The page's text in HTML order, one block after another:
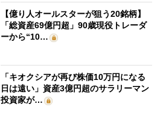
【億り人オールスターが狙う20銘柄】
「総資産69億円超」90歳現役トレーダ
ーから“10…
「キオクシアが再び株価10万円になる
日は遠い」資産3億円超のサラリーマン
投資家が…